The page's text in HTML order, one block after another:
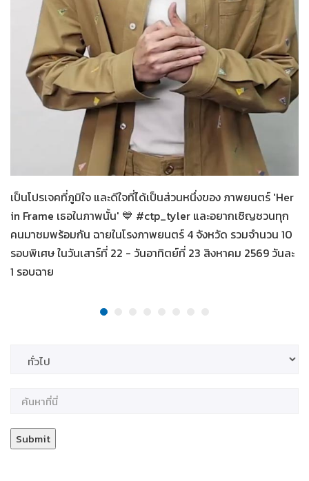
09-08-2569
Her in Frame เธอในภาพนั้น
เป็นโปรเจคที่ภูมิใจ และดีใจที่ได้เป็นส่วนหนึ่งของ ภาพยนตร์ 'Her
in Frame เธอในภาพนั้น' 💙 #ctp_tyler และอยากเชิญชวนทุก
คนมาชมพร้อมกัน ฉายในโรงภาพยนตร์ 4 จังหวัด รวมจำนวน 10
รอบพิเศษ ในวันเสาร์ที่ 22 - วันอาทิตย์ที่ 23 สิงหาคม 2569 วันละ
1 รอบฉาย